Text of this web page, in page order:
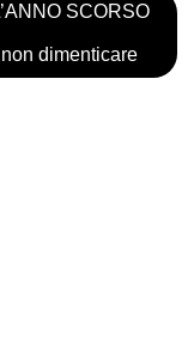
SCORSO
dimenticare